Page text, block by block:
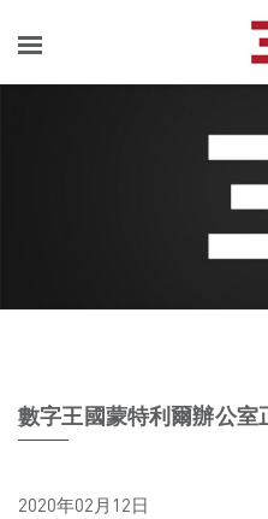
content
數字王國蒙特利爾辦公室
2020年02月12日